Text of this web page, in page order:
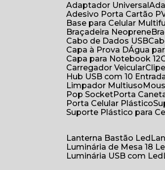
Adaptador Universal
Adesivo Porta Cartão
Base para Celular
Braçadeira Neoprene
Cabo de Dados USB
Capa à Prova DÁgua
Capa para Notebook 12
Carregador Veicular
Hub USB com 10
Limpador Multiuso
Pop Socket
Porta
Porta Celular Plástico
Suporte Plástico para
Lanterna Bastão Led
Luminária de Mesa 18
Luminária USB com Led